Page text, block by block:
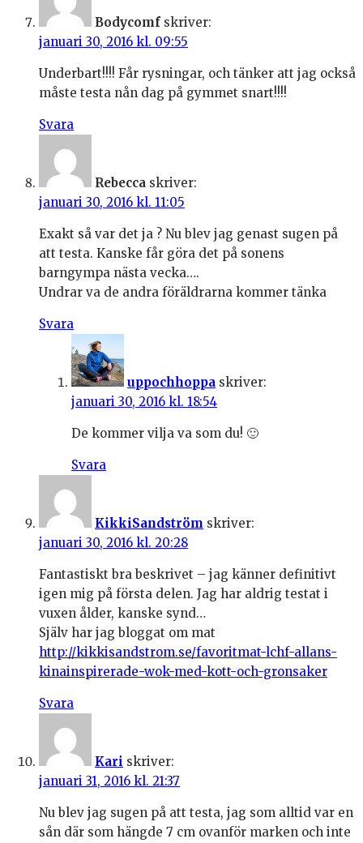
Bodycomf skriver:
januari 30, 2016 kl. 09:55
Underbart!!!! Får rysningar, och tänker att jag också
måste testa nån dag på gymmet snart!!!!
Svara
Rebecca skriver:
januari 30, 2016 kl. 11:05
Exakt så var det ja ? Nu blev jag genast sugen på
att testa. Kanske får göra det på sonens
barngympa nästa vecka….
Undrar va de andra föräldrarna kommer tänka
Svara
uppochhoppa skriver:
januari 30, 2016 kl. 18:54
De kommer vilja va som du! 🙂
Svara
KikkiSandström skriver:
januari 30, 2016 kl. 20:28
Fantastiskt bra beskrivet – jag känner definitivt
igen mig på första delen. Jag har aldrig testat i
vuxen ålder, kanske synd…
Själv har jag bloggat om mat
http://kikkisandstrom.se/favoritmat-lchf-allans-
kinainspirerade-wok-med-kott-och-gronsaker
Svara
Kari skriver:
januari 31, 2016 kl. 21:37
Nu blev jag sugen på att testa, jag som alltid var en
sån där som hängde 7 cm ovanför marken och inte